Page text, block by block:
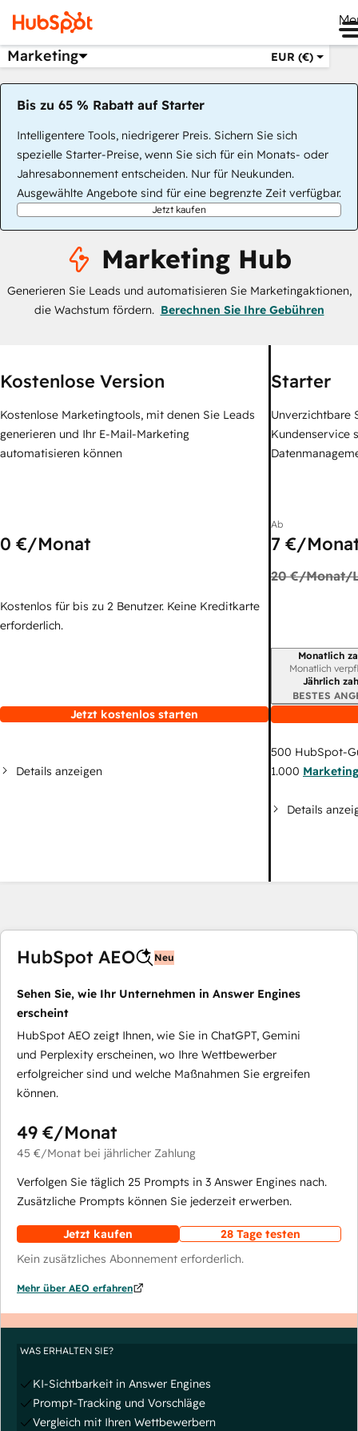
Marketing EUR (€)
Bis zu 65 % Rabatt auf Starter
Intelligentere Tools, niedrigerer Preis. Sichern Sie sich
spezielle Starter-Preise, wenn Sie sich für ein Monats- oder
Jahresabonnement entscheiden. Nur für Neukunden.
Ausgewählte Angebote sind für eine begrenzte Zeit verfügbar.
Jetzt kaufen
Marketing Hub
Generieren Sie Leads und automatisieren Sie Marketingaktionen,
die Wachstum fördern. Berechnen Sie Ihre Gebühren
Kostenlose Version
Kostenlose Marketingtools, mit denen Sie Leads
generieren und Ihr E-Mail-Marketing
automatisieren können
0 €/Monat
Kostenlos für bis zu 2 Benutzer. Keine Kreditkarte
erforderlich.
Jetzt kostenlos starten
Details anzeigen
Starter
Unverzichtbare
Kundenservice
Ab
7 €/
20 €/Monat/
Monatlich
Monatlich
Jährlich
BESTES
500 HubSpot-
1.000
Details
HubSpot AEO Neu
Sehen Sie, wie Ihr Unternehmen in Answer Engines
erscheint
HubSpot AEO zeigt Ihnen, wie Sie in ChatGPT, Gemini
und Perplexity erscheinen, wo Ihre Wettbewerber
erfolgreicher sind und welche Maßnahmen Sie ergreifen
können.
49 €/Monat
45 €/Monat bei jährlicher Zahlung
Verfolgen Sie täglich 25 Prompts in 3 Answer Engines nach.
Zusätzliche Prompts können Sie jederzeit erwerben.
Jetzt kaufen
28 Tage testen
Kein zusätzliches Abonnement erforderlich.
Mehr über AEO erfahren
WAS ERHALTEN SIE?
KI-Sichtbarkeit in Answer Engines
Prompt-Tracking und Vorschläge
Vergleich mit Ihren Wettbewerbern